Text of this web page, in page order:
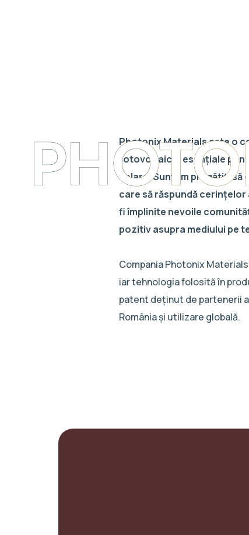
Photonix Materials este o
fotovoltaice, esențiale
solare. Suntem pregătiți
care să răspundă
fi împlinite nevoile
pozitiv asupra mediului pe
Compania Photonix
iar tehnologia folosită în
patent deținut de partenerii
România și utilizare globală.